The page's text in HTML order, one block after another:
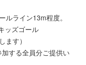
ルライン13m程度。
ッズゴール
ます）
する全員分ご提供い